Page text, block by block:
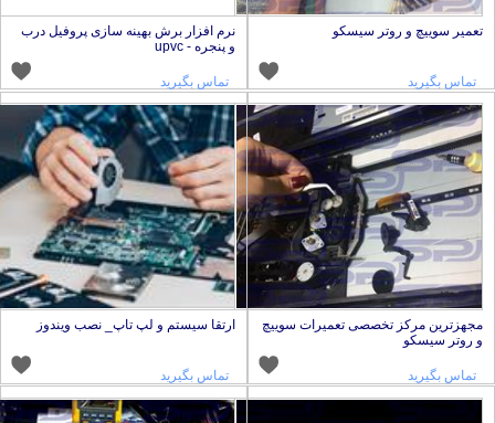
سوییچ و روتر سیسکو
تماس بگیرید
نرم افزار برش بهینه سازی پروفیل درب
و پنجره - upvc
تماس بگیرید
مرکز تخصصی تعمیرات سوییچ
روتر سیسکو
تماس بگیرید
ارتقا سیستم و لپ تاپ_ نصب ویندوز
تماس بگیرید